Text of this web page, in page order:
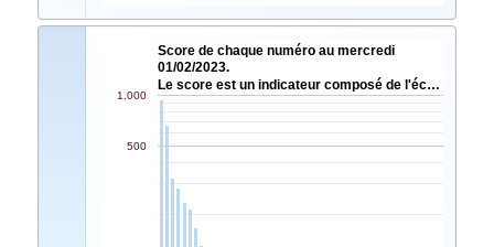
Score de chaque numéro au mercredi
01/02/2023.
Le score est un indicateur composé de l'éc…
500
1,000